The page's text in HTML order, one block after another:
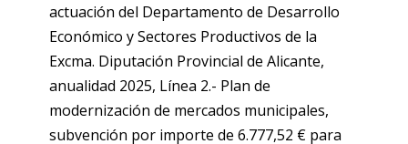
actuación del Departamento de Desarrollo
Económico y Sectores Productivos de la
Excma. Diputación Provincial de Alicante,
anualidad 2025, Línea 2.- Plan de
modernización de mercados municipales,
subvención por importe de 6.777,52 € para